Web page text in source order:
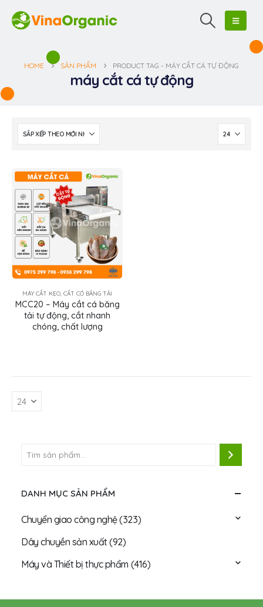
HOME SẢN PHẨM PRODUCT TAG - MÁY CẮT CÁ TỰ ĐỘNG
máy cắt cá tự động
MÁY CẮT KẸO, CẮT CÓ BĂNG TẢI
MCC20 – Máy cắt cá băng
tải tự động, cắt nhanh
chóng, chất lượng
DANH MỤC SẢN PHẨM
Chuyển giao công nghệ(323)
Dây chuyền sản xuất(92)
Máy và Thiết bị thực phẩm (416)